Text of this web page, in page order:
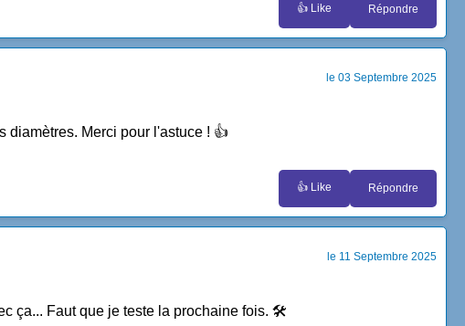
👍 Like Répondre
le 03 Septembre 2025
diamètres. Merci pour l'astuce ! 👍
👍 Like Répondre
le 11 Septembre 2025
ça... Faut que je teste la prochaine fois. 🛠️